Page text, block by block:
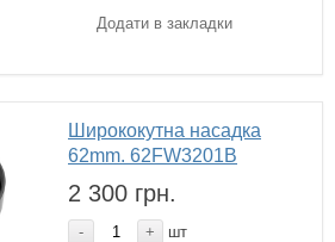
Додати в закладки
Ширококутна насадка
62mm. 62FW3201B
2 300 грн.
- + шт